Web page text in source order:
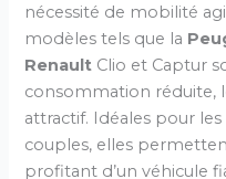
nécessité de mobilité
modèles tels que la
Renault Clio et Captur
consommation réduite,
attractif. Idéales pour
couples, elles
profitant d’un véhicule